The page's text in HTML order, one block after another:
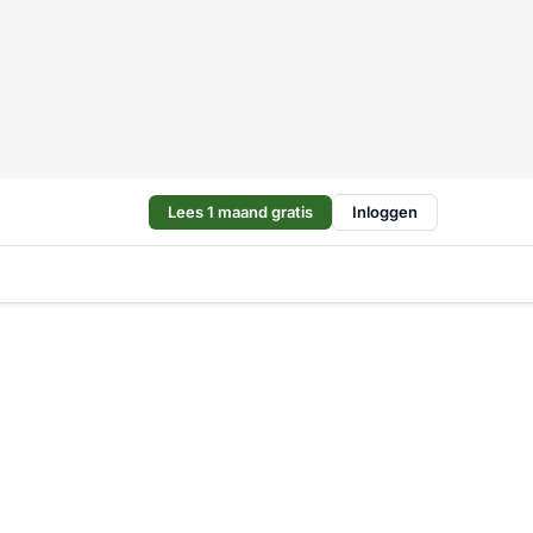
Lees 1 maand gratis Inloggen